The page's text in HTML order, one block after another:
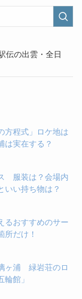
伝の出雲・全日
方程式」ロケ地は
は実在する？
服装は？会場内
いい持ち物は？
るおすすめのサー
だけ！
ヶ浦 緑岩荘のロ
館」